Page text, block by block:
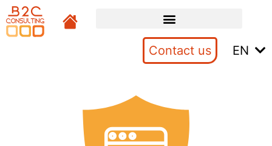
Contact us EN